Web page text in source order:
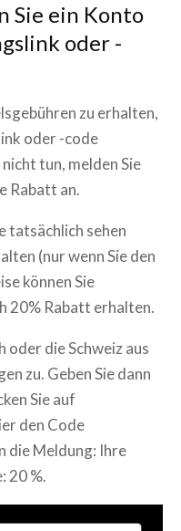
Sie ein Konto
oder -
zu erhalten,
oder -code
tun, melden Sie
Rabatt an.
tatsächlich sehen
(nur wenn Sie den
können Sie
20% Rabatt erhalten.
oder die Schweiz aus
zu. Geben Sie dann
Sie auf
den Code
die Meldung: Ihre
20 %.